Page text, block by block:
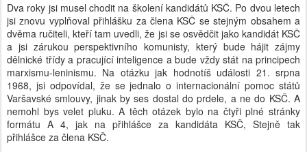
Dva roky jsi musel chodit na školení kandidátů KSČ. Po dvou letech
jsi znovu vyplňoval přihlášku za člena KSČ se stejným obsahem a
dvěma ručiteli, kteří tam uvedli, že jsi se osvědčit jako kandidát KSČ
a jsi zárukou perspektivního komunisty, který bude hájit zájmy
dělnické třídy a pracující inteligence a bude vždy stát na principech
marxismu-leninismu. Na otázku jak hodnotíš události 21. srpna
1968, jsi odpovídal, že se jednalo o internacionální pomoc států
Varšavské smlouvy, jinak by ses dostal do prdele, a ne do KSČ. A
nemohl bys velet pluku. A těch otázek bylo na čtyři plné stránky
formátu A 4, jak na přihlášce za kandidáta KSČ, Stejně tak
přihlášce za člena KSČ.